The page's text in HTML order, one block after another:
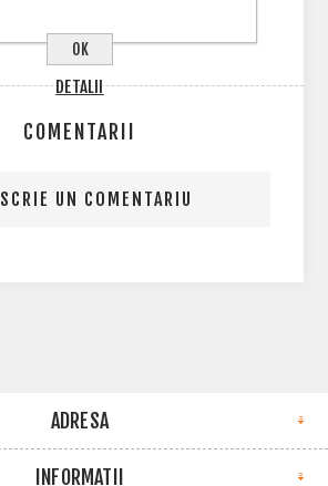
COMENTARII
SCRIE UN COMENTARIU
ADRESA
INFORMATII
OK
DETALII